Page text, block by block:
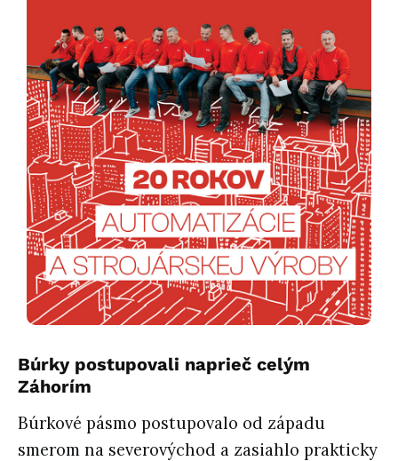
Búrky postupovali naprieč celým
Záhorím
Búrkové pásmo postupovalo od západu
smerom na severovýchod a zasiahlo prakticky